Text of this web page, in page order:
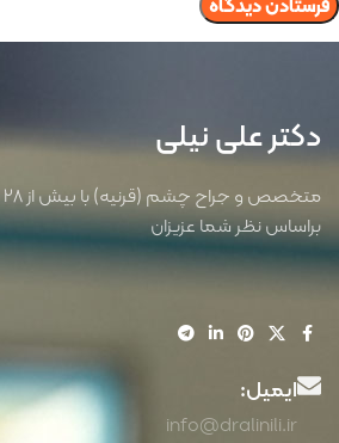
دکتر علی نیلی
براساس نظر شما عزیزان
ایمیل:
info@dralinili.ir